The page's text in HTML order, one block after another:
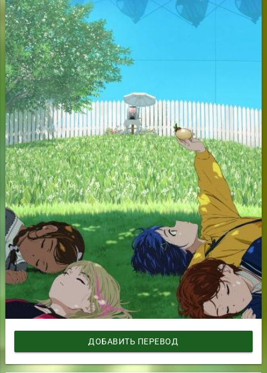
ДОБАВИТЬ ПЕРЕВОД